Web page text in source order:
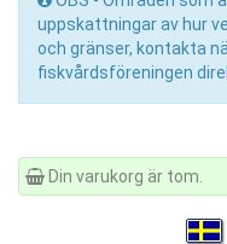
uppskattningar av hur
och gränser, kontakta
fiskvårdsföreningen
Din varukorg är tom.